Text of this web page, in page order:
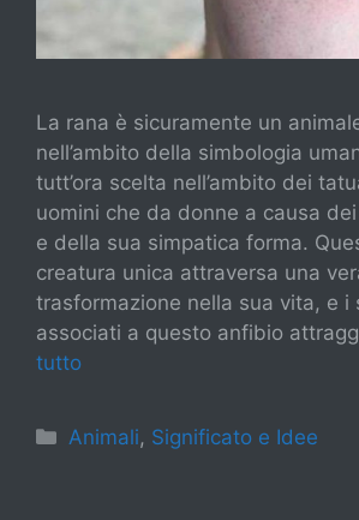
La rana è sicuramente un
nell’ambito della simbologia
tutt’ora scelta nell’ambito dei
uomini che da donne a causa
e della sua simpatica forma.
creatura unica attraversa una
trasformazione nella sua vita, e i
associati a questo anfibio
tutto
Categorie
Animali, Significato e Idee